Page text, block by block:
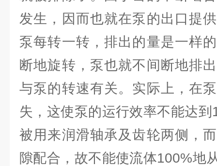
发生，因而也就在泵的出口提
泵每转一转，排出的量是一样
断地旋转，泵也就不间断地排
与泵的转速有关。实际上，在
失，这使泵的运行效率不能达
被用来润滑轴承及齿轮两侧，
隙配合，故不能使流体100%地